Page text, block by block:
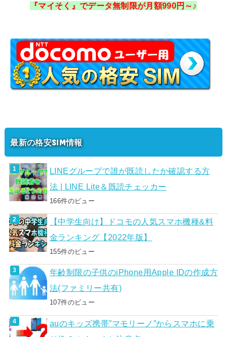
『マイそく』でデータ無制限が月額990円～♪
最新の格安SIM情報
LINEグループで誰が既読したか確認する方
法 | LINE Lite＆既読チェッカー
166件のビュー
【中学生向け】ドコモの人気スマホ機種&料
金ランキング【2022年版】
155件のビュー
年齢制限の子供のiPhone用Apple IDの作成方
法(ファミリー共有)
107件のビュー
auのキッズ携帯”マモリーノ”からスマホに乗